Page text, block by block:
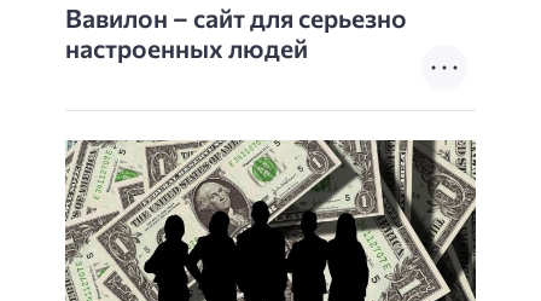
Вавилон – сайт для серьезно
настроенных людей